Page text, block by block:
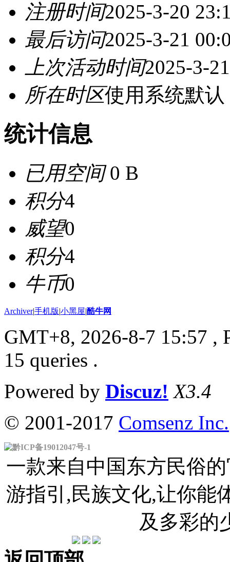
注册时间2025-3-20
最后访问2025-3-21
上次活动时间2025-3-
所在时区使用系统默认
统计信息
已用空间0 B
积分4
威望0
积分4
牛币0
Archiver|手机版|小黑屋|酷牛网
GMT+8, 2026-8-7 15:57 ,
15 queries .
Powered by Discuz! X3.4
© 2001-2017 Comsenz Inc.
黔ICP备19012047号-1
一款来自中国东方民俗
游指引,民族文化,让你能
及多彩的